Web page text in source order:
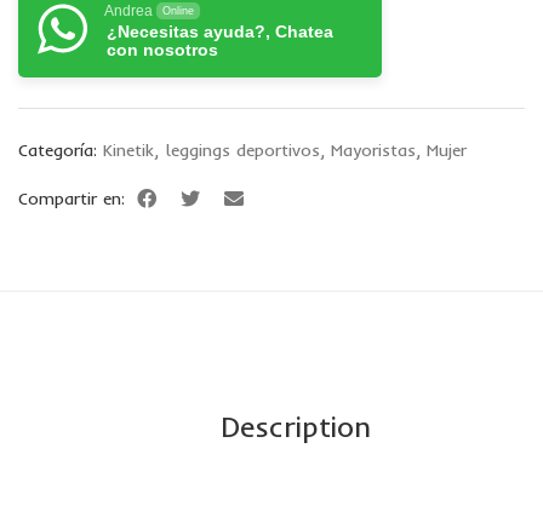
Andrea Online
¿Necesitas ayuda?, Chatea
con nosotros
Categoría: Kinetik leggings deportivos Mayoristas Mujer
Compartir en:
Description